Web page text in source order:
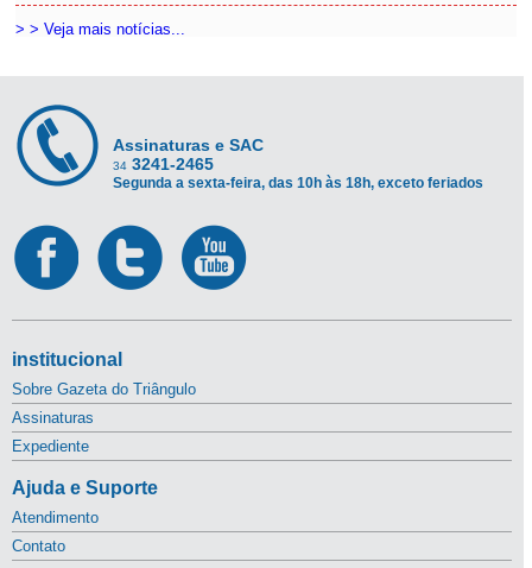
> > Veja mais notícias...
Assinaturas e SAC
34 3241-2465
Segunda a sexta-feira, das 10h às 18h, exceto feriados
institucional
Sobre Gazeta do Triângulo
Assinaturas
Expediente
Ajuda e Suporte
Atendimento
Contato